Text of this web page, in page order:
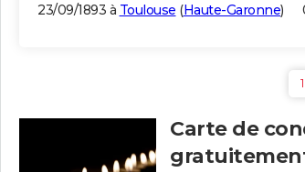
23/09/1893 à Toulouse (Haute-Garonne)
1
Carte de